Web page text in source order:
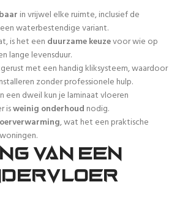
in vrijwel elke ruimte, inclusief de
waterbestendige variant.
is het een duurzame keuzevoor wie op
lange levensduur.
met een handig kliksysteem, waardoor
zonder professionele hulp.
een dweil kun je laminaat vloeren
isweinig onderhoud nodig.
, wat het een praktische
van een